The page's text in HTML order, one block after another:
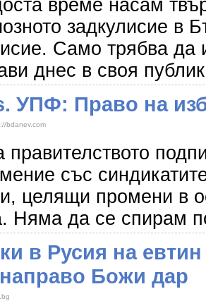
време насам
задкулисие в
Само трябва да
днес в своя
УПФ: Право на
bdanev.com
със
целящи промени в
Няма да се спирам
в Русия на
Божи дар